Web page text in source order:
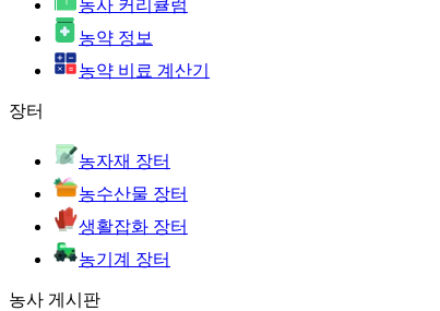
농사 커리큘럼
농약 정보
농약 비료 계산기
장터
농자재 장터
농수산물 장터
생활잡화 장터
농기계 장터
농사 게시판